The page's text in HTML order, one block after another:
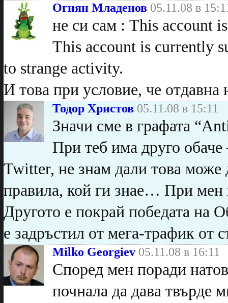
Огнян Младенов 05.11.08 в
не си сам : This account
This account is currently
to strange activity.
И това при условие, че
Тодор Христов 05.11.08 в 15:11
Значи сме в графата
При теб има друго
Twitter, не знам дали това може
правила, кой ги знае… При мен
Другото е покрай победата на
е задръстил от мега-трафик от
Milko Georgiev 05.11.08 в 16:11
Според мен поради
почнала да дава твърде